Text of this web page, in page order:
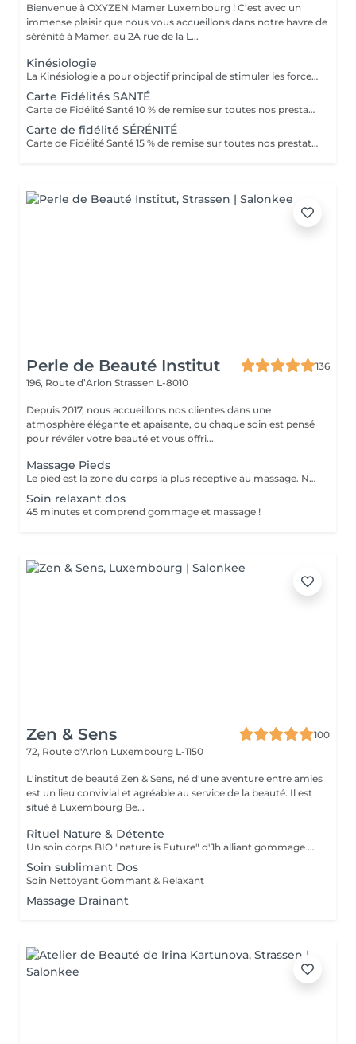
Bienvenue à OXYZEN Mamer Luxembourg ! C'est avec un
immense plaisir que nous vous accueillons dans notre havre de
sérénité à Mamer, au 2A rue de la L...
Kinésiologie
La Kinésiologie a pour objectif principal de stimuler les forces d'auto-guérison de l'homme, et également augmenter son bien-être en équilibrant les énergies. Elle permet aussi au corps de mieux s'exprimer, et à nous de mieux le comprendre. Il est de plus en plus évident que notre santé et nos émotions sont intimement liées. En équilibrant le corps ou les émotions, on permet de rétablir un équilibre global chez la personne de stimuler ses forces d'auto-guérison et surtout de lui donner les moyens de grandir et de s'épanouir. Tout a été étudié afin que vous puissiez passer un réel moment de détente et d'oubli du temps !!! Avertissement : Nos soins sont dédiés au bien-être et à la relaxation. Ils ne remplacent pas un suivi médical et ne relèvent pas de la kinésithérapie.
Carte Fidélités SANTÉ
Carte de Fidélité Santé 10 % de remise sur toutes nos prestations Offrez-vous le bien-être toute l'année grâce à notre Carte de Fidélité Santé ! Elle vous donne droit à 10 % de réduction sur l'ensemble de nos prestations, qu'il s'agisse de massages relaxants, de soins énergétiques ou de séances de bien-être. *Les avantages de la Carte de Fidélité Santé - 10 % de remise immédiate sur toutes vos prestations. - Valable sur toute notre carte de soins. - Une opportunité unique de prendre soin de vous à prix privilégié. Offre non cumulable avec d'autres promotions en cours. La Carte de Fidélité Santé est également une excellente idée cadeau, pour offrir bien-être et sérénité à vos proches.
Carte de fidélité SÉRÉNITÉ
Carte de Fidélité Santé 15 % de remise sur toutes nos prestations Découvrez notre offre exclusive : la Carte de Fidélité Santé vous permet de bénéficier de 15 % de réduction sur toutes nos prestations, . *Les avantages de la Carte de Fidélité Santé -15 % de remise immédiate sur tous nos soins. -Valable toute l'année, sur l'ensemble de nos prestations : massages relaxants, soins énergétiques, séances de bien-être -Une façon simple et avantageuse de prendre soin de vous régulièrement. Offre non cumulable avec d'autres promotions en cours. La Carte de Fidélité Santé est également une formidable idée cadeau, pour offrir détente, énergie et sérénité à vos proches. Contactez-nous dès maintenant pour obtenir votre carte et profitez de réductions exclusives chez OXYZEN, où votre bien-être est notre priorité.
Perle de Beauté Institut
136
196, Route d’Arlon Strassen L-8010
Depuis 2017, nous accueillons nos clientes dans une
atmosphère élégante et apaisante, ou chaque soin est pensé
pour révéler votre beauté et vous offri...
Massage Pieds
Le pied est la zone du corps la plus réceptive au massage. Nous n'y pensons pas assez mais les pieds sont une partie très importante du corps et nécessitent un soin tout particulier! Supportant toute la charge pondérale ainsi que les agressions extérieures telles que le temps, les chaussures trop serrées, à talons ou simplement le fait de marcher toute la journée, nos pieds sont donc fortement sollicités! Les massages des pieds sont donc conseillés et très favorables à notre bien-être général!
Soin relaxant dos
45 minutes et comprend gommage et massage !
Zen & Sens
100
72, Route d'Arlon Luxembourg L-1150
L'institut de beauté Zen & Sens, né d'une aventure entre amies
est un lieu convivial et agréable au service de la beauté. Il est
situé à Luxembourg Be...
Rituel Nature & Détente
Un soin corps BIO "nature is Future" d'1h alliant gommage exfoliant et massage relaxant pour une peau douce, un corps apaisé et un véritable moment de lâcher-prise.
Soin sublimant Dos
Soin Nettoyant Gommant & Relaxant
Massage Drainant